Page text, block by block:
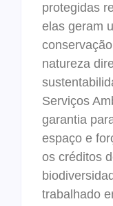
protegidas
elas geram
natureza
Serviços
garantia
espaço e
os créditos
trabalhado